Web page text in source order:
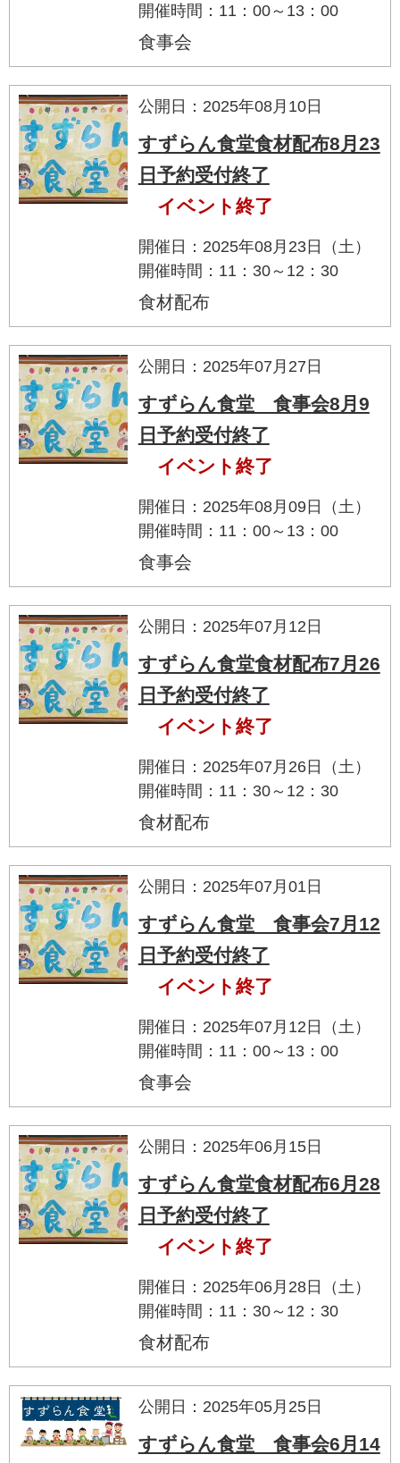
開催時間：11：00～13：00
食事会
公開日：2025年08月10日
すずらん食堂食材配布8月23
日予約受付終了
イベント終了
開催日：2025年08月23日（土）
開催時間：11：30～12：30
食材配布
公開日：2025年07月27日
すずらん食堂 食事会8月9
日予約受付終了
イベント終了
開催日：2025年08月09日（土）
開催時間：11：00～13：00
食事会
公開日：2025年07月12日
すずらん食堂食材配布7月26
日予約受付終了
イベント終了
開催日：2025年07月26日（土）
開催時間：11：30～12：30
食材配布
公開日：2025年07月01日
すずらん食堂 食事会7月12
日予約受付終了
イベント終了
開催日：2025年07月12日（土）
開催時間：11：00～13：00
食事会
公開日：2025年06月15日
すずらん食堂食材配布6月28
日予約受付終了
イベント終了
開催日：2025年06月28日（土）
開催時間：11：30～12：30
食材配布
公開日：2025年05月25日
すずらん食堂 食事会6月14